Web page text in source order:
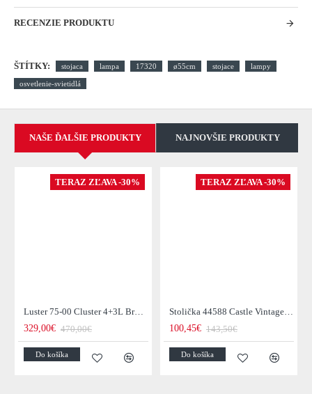
RECENZIE PRODUKTU
ŠTÍTKY: stojaca lampa 17320 ø55cm stojace lampy
osvetlenie-svietidlá
NAŠE ĎALŠIE PRODUKTY NAJNOVŠIE PRODUKTY
TERAZ ZĽAVA -30%
Luster 75-00 Cluster 4+3L Brown + Jantar Glass
329,00€ 470,00€
Do košíka
TERAZ ZĽAVA -30%
Stolička 44588 Castle Vintage Black
100,45€ 143,50€
Do košíka